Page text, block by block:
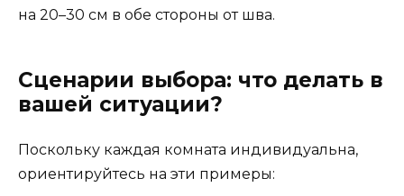
на 20–30 см в обе стороны от шва.
Сценарии выбора: что делать в
вашей ситуации?
Поскольку каждая комната индивидуальна,
ориентируйтесь на эти примеры: